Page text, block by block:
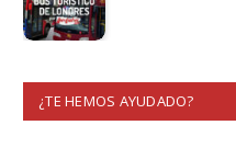
¿TE HEMOS AYUDADO?